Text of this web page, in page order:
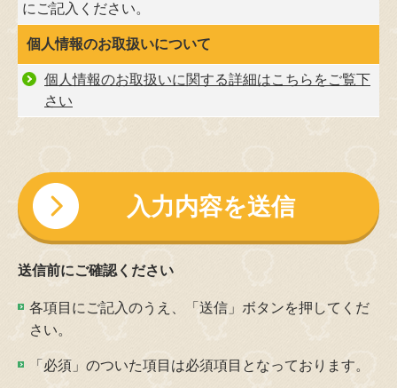
にご記入ください。
個人情報のお取扱いについて
個人情報のお取扱いに関する詳細はこちらをご覧下
さい
フ
ィ
ル
の
送信前にご確認ください
各項目にご記入のうえ、「送信」ボタンを押してくだ
さい。
「必須」のついた項目は必須項目となっております。